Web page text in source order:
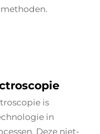
is
in
Deze niet-